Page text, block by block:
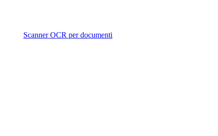
Scanner OCR per documenti